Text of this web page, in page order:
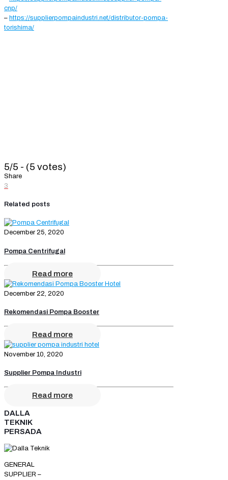
cnp/
– https://supplierpompaindustri.net/distributor-pompa-
torishima/
5/5 - (5 votes)
Share
3
Related posts
December 25, 2020
Pompa Centrifugal
Read more
December 22, 2020
Rekomendasi Pompa Booster
Read more
November 10, 2020
Supplier Pompa Industri
Read more
DALLA
TEKNIK
PERSADA
GENERAL
SUPPLIER –